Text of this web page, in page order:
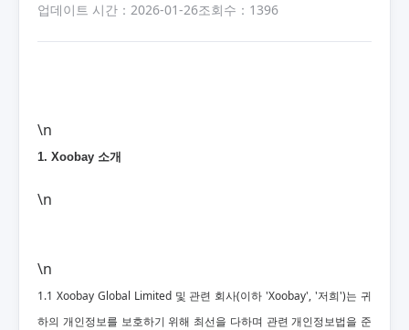
업데이트 시간：2026-01-26조회수：1396
\n
1. Xoobay 소개
\n
\n
1.1 Xoobay Global Limited 및 관련 회사(이하 'Xoobay', '저희')는 귀
하의 개인정보를 보호하기 위해 최선을 다하며 관련 개인정보법을 준